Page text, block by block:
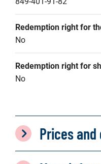
Redemption right for
No
Redemption right for
No
Prices